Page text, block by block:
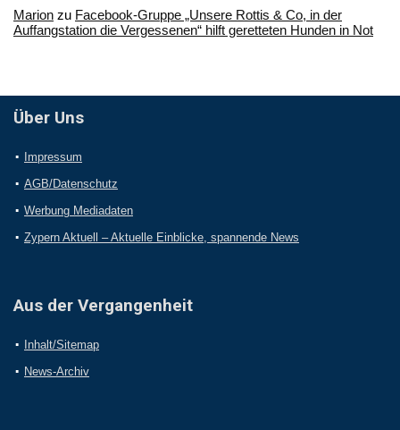
Marion zu Facebook-Gruppe „Unsere Rottis & Co, in der
Auffangstation die Vergessenen“ hilft geretteten Hunden in Not
Über Uns
Impressum
AGB/Datenschutz
Werbung Mediadaten
Zypern Aktuell – Aktuelle Einblicke, spannende News
Aus der Vergangenheit
Inhalt/Sitemap
News-Archiv